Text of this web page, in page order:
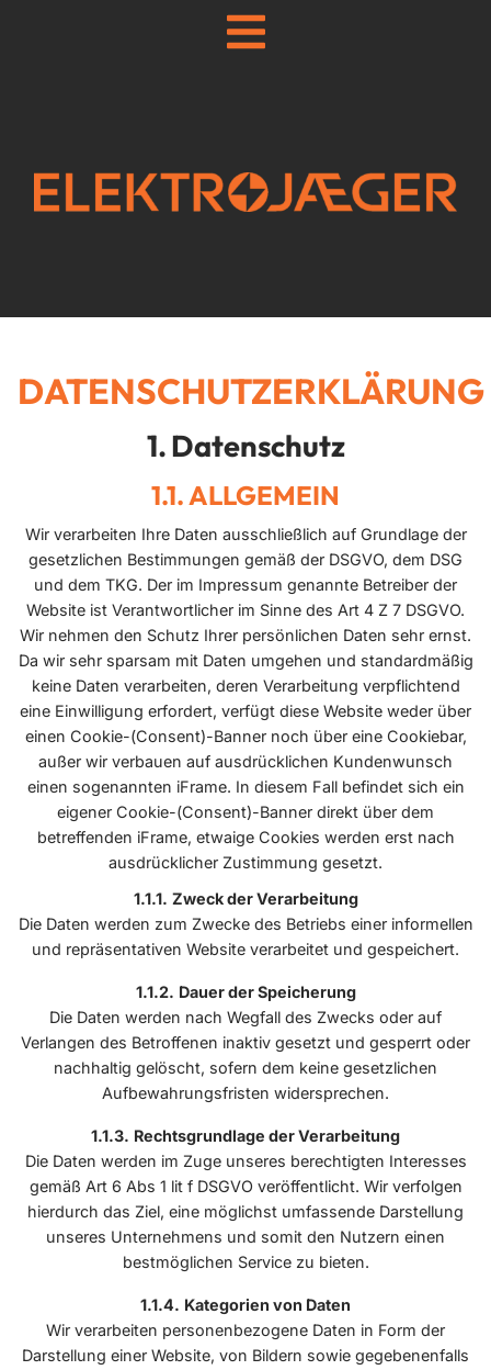
DATENSCHUTZERKLÄRUNG
Datenschutz
ALLGEMEIN
Wir verarbeiten Ihre Daten ausschließlich auf Grundlage der
gesetzlichen Bestimmungen gemäß der DSGVO, dem DSG
und dem TKG. Der im Impressum genannte Betreiber der
Website ist Verantwortlicher im Sinne des Art 4 Z 7 DSGVO.
Wir nehmen den Schutz Ihrer persönlichen Daten sehr ernst.
Da wir sehr sparsam mit Daten umgehen und standardmäßig
keine Daten verarbeiten, deren Verarbeitung verpflichtend
eine Einwilligung erfordert, verfügt diese Website weder über
einen Cookie-(Consent)-Banner noch über eine Cookiebar,
außer wir verbauen auf ausdrücklichen Kundenwunsch
einen sogenannten iFrame. In diesem Fall befindet sich ein
eigener Cookie-(Consent)-Banner direkt über dem
betreffenden iFrame, etwaige Cookies werden erst nach
ausdrücklicher Zustimmung gesetzt.
Zweck der Verarbeitung
Die Daten werden zum Zwecke des Betriebs einer informellen
und repräsentativen Website verarbeitet und gespeichert.
Dauer der Speicherung
Die Daten werden nach Wegfall des Zwecks oder auf
Verlangen des Betroffenen inaktiv gesetzt und gesperrt oder
nachhaltig gelöscht, sofern dem keine gesetzlichen
Aufbewahrungsfristen widersprechen.
Rechtsgrundlage der Verarbeitung
Die Daten werden im Zuge unseres berechtigten Interesses
gemäß Art 6 Abs 1 lit f DSGVO veröffentlicht. Wir verfolgen
hierdurch das Ziel, eine möglichst umfassende Darstellung
unseres Unternehmens und somit den Nutzern einen
bestmöglichen Service zu bieten.
Kategorien von Daten
Wir verarbeiten personenbezogene Daten in Form der
Darstellung einer Website, von Bildern sowie gegebenenfalls